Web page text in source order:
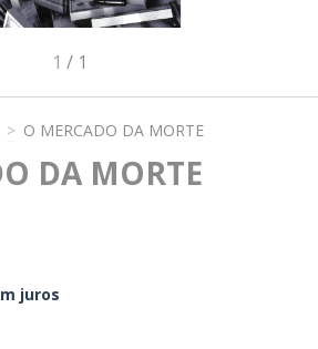
1 / 1
> O MERCADO DA MORTE
DA MORTE
juros